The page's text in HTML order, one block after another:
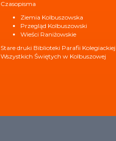
Czasopisma
Ziemia Kolbuszowska
Przegląd Kolbuszowski
Wieści Raniżowskie
Stare druki Biblioteki Parafii Kolegiackiej
Wszystkich Świętych w Kolbuszowej